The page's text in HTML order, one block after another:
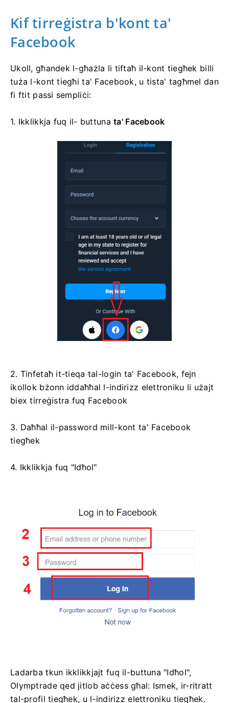
Kif tirreġistra b'kont ta'
Facebook
Ukoll, għandek l-għażla li tiftaħ il-kont tiegħek billi
tuża l-kont tiegħi ta' Facebook, u tista' tagħmel dan
fi ftit passi sempliċi:
1. Ikklikkja fuq il- buttunata' Facebook
2. Tinfetaħ it-tieqa tal-login ta' Facebook, fejn
ikollok bżonn iddaħħal l-indirizz elettroniku li użajt
biex tirreġistra fuq Facebook
3. Daħħal il-password mill-kont ta' Facebook
tiegħek
4. Ikklikkja fuq "Idħol"
Ladarba tkun ikklikkjajt fuq il-buttuna "Idħol",
Olymptrade qed jitlob aċċess għal: Ismek, ir-ritratt
tal-profil tiegħek, u l-indirizz elettroniku tiegħek.